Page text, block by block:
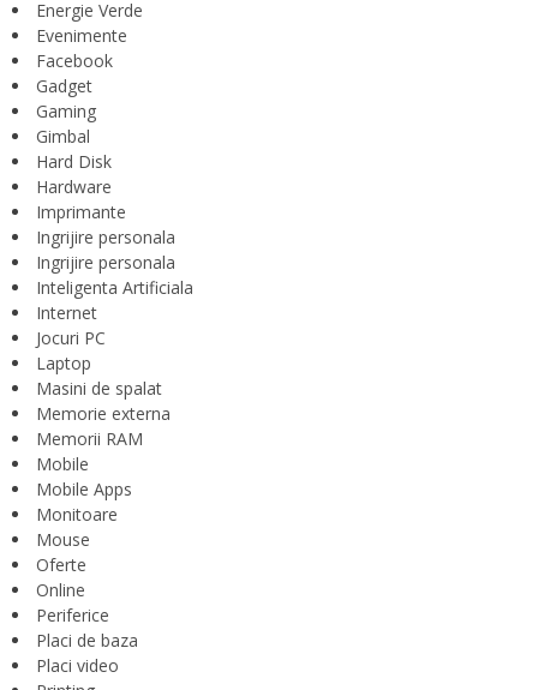
Energie Verde
Evenimente
Facebook
Gadget
Gaming
Gimbal
Hard Disk
Hardware
Imprimante
Ingrijire personala
Ingrijire personala
Inteligenta Artificiala
Internet
Jocuri PC
Laptop
Masini de spalat
Memorie externa
Memorii RAM
Mobile
Mobile Apps
Monitoare
Mouse
Oferte
Online
Periferice
Placi de baza
Placi video